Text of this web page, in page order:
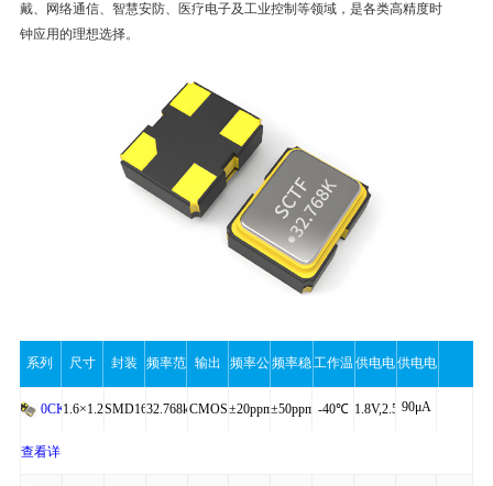
戴、网络通信、智慧安防、医疗电子及工业控制等领域，是各类高精度时
钟应用的理想选择。
系列 尺寸 封装 频率范
围
输出 频率公
差
频率稳
定性
工作温
度
供电电
压
供电电
流（最
0CK1.6×1.2×0.60SMD1612-32.768kHzCMOS±20ppm±50ppm -40℃ 1.8V,2.5V,3.3V
90μA
查看详